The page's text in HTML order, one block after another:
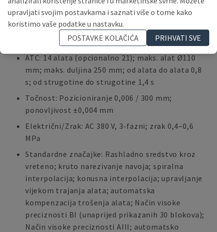
Brzine pomicanja: Brzo pomicanje (X/Y/Z) 50 / 50
/ 56 m/min; rezanje 1–30 m/min; ubrzanje (X/Y/Z)
2 / 1,3 / 2,2 G
ATC: 14 alata (opcionalno 21); maks. alat Ø110
mm; maks. duljina 250 mm; od alata do alata 0,8
s; od strugotine do strugotine 1,4 s
Točnost: Pozicioniranje 0,006 / 300 mm;
ponovljivost ±0,004 mm
Električni/Zrak: AC 380 V, 3-fazni; zrak 0,4–0,6
MPa
Standardne značajke: Rashladno sredstvo kroz
vreteno; kruto narezivanje navoja; spiralna
interpolacija; konusna interpolacija; upravljanje
vijekom trajanja alata; automatska
kompenzacija trošenja alata; Način visoke
preciznosti BI (unaprijed prikazanih 30 blokova);
Način visoke preciznosti AIII; automatsko
upravljati svojim postavkama i saznati više o tome kako
koristimo vaše podatke u nastavku.
POSTAVKE KOLAČIĆA
PRIHVATI SVE